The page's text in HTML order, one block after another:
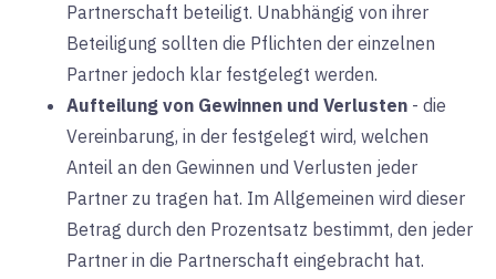
Partnerschaft beteiligt. Unabhängig von ihrer
Beteiligung sollten die Pflichten der einzelnen
Partner jedoch klar festgelegt werden.
Aufteilung von Gewinnen und Verlusten - die
Vereinbarung, in der festgelegt wird, welchen
Anteil an den Gewinnen und Verlusten jeder
Partner zu tragen hat. Im Allgemeinen wird dieser
Betrag durch den Prozentsatz bestimmt, den jeder
Partner in die Partnerschaft eingebracht hat.